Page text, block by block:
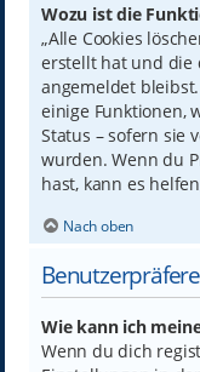
Wozu ist die
„Alle Cookies
erstellt hat und die
angemeldet
einige Funktionen,
Status – sofern sie
wurden. Wenn du
hast, kann es
Nach oben
Wie kann ich
Wenn du dich